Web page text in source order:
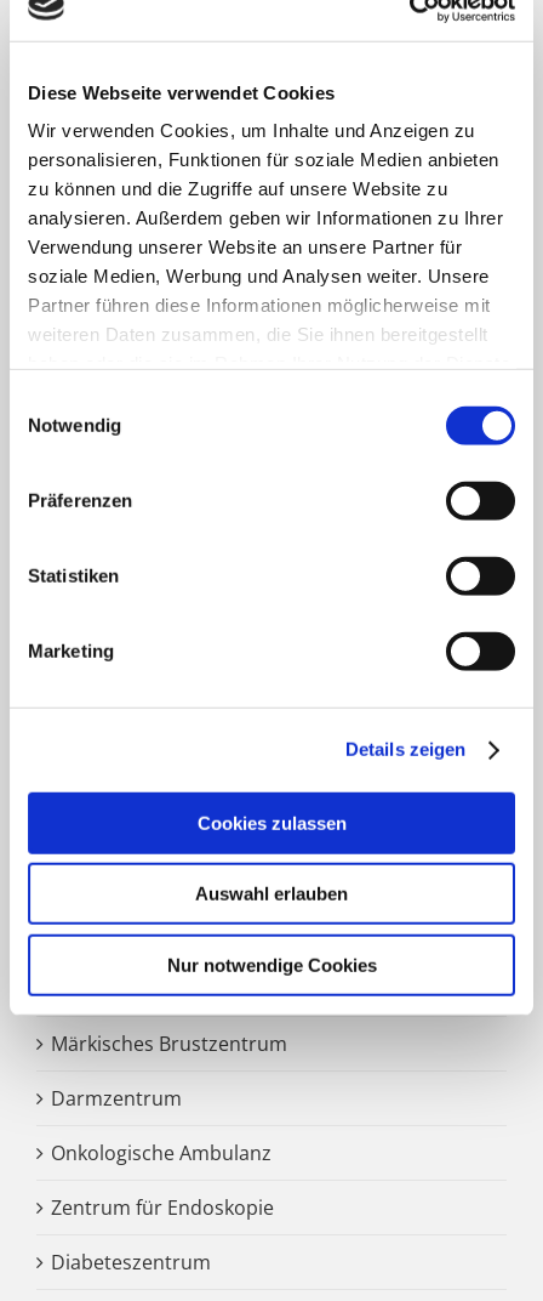
Diese Webseite verwendet Cookies
Wir verwenden Cookies, um Inhalte und Anzeigen zu
personalisieren, Funktionen für soziale Medien anbieten
zu können und die Zugriffe auf unsere Website zu
analysieren. Außerdem geben wir Informationen zu Ihrer
Verwendung unserer Website an unsere Partner für
soziale Medien, Werbung und Analysen weiter. Unsere
Partner führen diese Informationen möglicherweise mit
weiteren Daten zusammen, die Sie ihnen bereitgestellt
Notwendig
Präferenzen
Statistiken
Marketing
Details zeigen
Cookies zulassen
Auswahl erlauben
Nur notwendige Cookies
8.500 Menschen arbeiten für das Wohl der ihnen
anvertrauten Patient:innen, Bewohner:innen, Kinder und
FACHBEREICHE
Klinik für Allgemein-, Viszeral- und minimal-
invasive Chirurgie
Klinik für Anästhesiologie & Intensivmedizin
Klinik für Innere Medizin Schützenstraße
Klinik für Orthopädie & Unfallchirurgie
Klinik für Plastische und Ästhetische Chirurgie,
Gefäß- und Handchirurgie
Pflegedienst
Zentrale Notaufnahme
Märkisches Brustzentrum
Darmzentrum
Onkologische Ambulanz
Zentrum für Endoskopie
Diabeteszentrum